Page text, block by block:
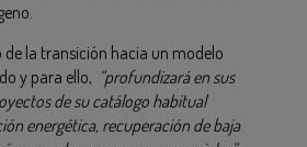
la transición hacia un modelo
y para ello, “profundizará en sus
de su catálogo habitual
energética, recuperación de baja